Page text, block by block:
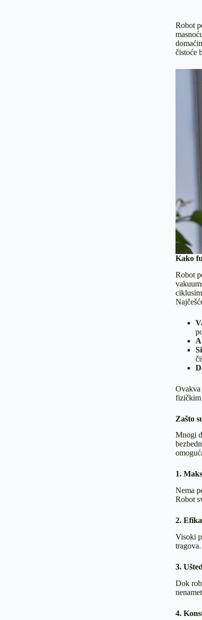
Robot
čistoće
Kako
Robot
Ovakva
fizičkim
Zašto
Mnogi
1.
Nema
Robot
2.
Visoki
tragova.
3.
Dok
4.